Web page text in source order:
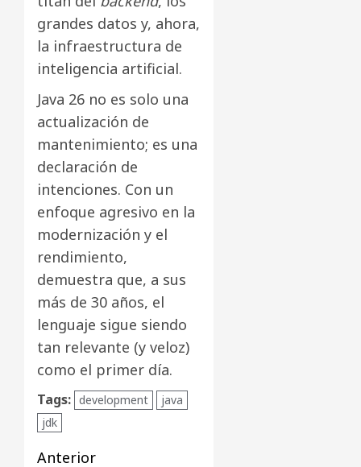
grandes datos y, ahora,
la infraestructura de
inteligencia artificial.
Java 26 no es solo una
actualización de
mantenimiento; es una
declaración de
intenciones. Con un
enfoque agresivo en la
modernización y el
rendimiento,
demuestra que, a sus
más de 30 años, el
lenguaje sigue siendo
tan relevante (y veloz)
como el primer día.
Tags: development
java
jdk
Anterior